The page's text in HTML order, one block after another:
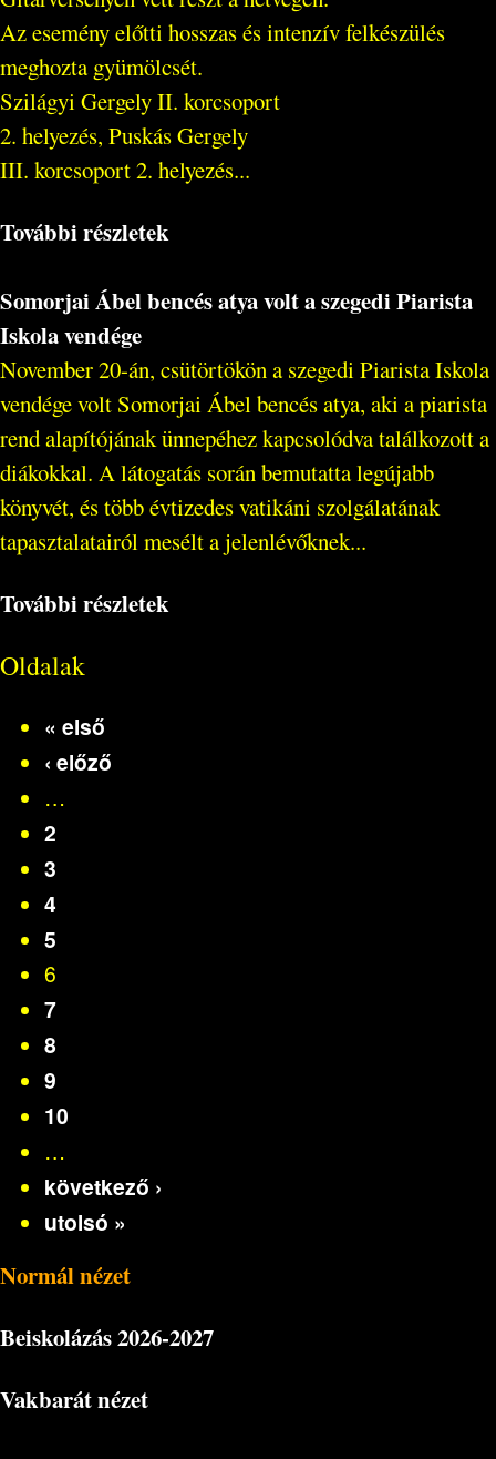
Az esemény előtti hosszas és intenzív felkészülés
meghozta gyümölcsét.
Szilágyi Gergely II. korcsoport
2. helyezés, Puskás Gergely
III. korcsoport 2. helyezés...
További részletek
Somorjai Ábel bencés atya volt a szegedi Piarista
Iskola vendége
November 20-án, csütörtökön a szegedi Piarista Iskola
vendége volt Somorjai Ábel bencés atya, aki a piarista
rend alapítójának ünnepéhez kapcsolódva találkozott a
diákokkal. A látogatás során bemutatta legújabb
könyvét, és több évtizedes vatikáni szolgálatának
tapasztalatairól mesélt a jelenlévőknek...
További részletek
Oldalak
« első
‹ előző
…
2
3
4
5
6
7
8
9
10
…
következő ›
utolsó »
Normál nézet
Beiskolázás2026-2027
Vakbarát nézet